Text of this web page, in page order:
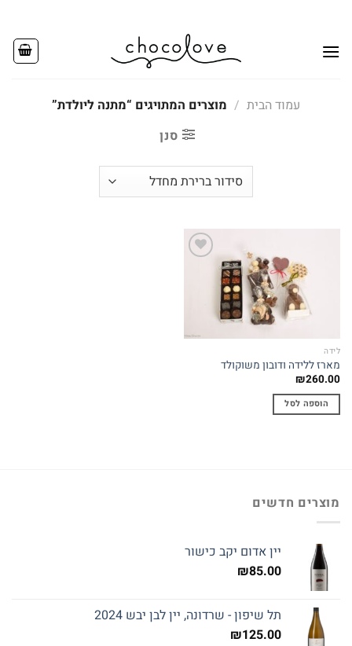
content
עמוד הבית / מוצרים המתויגים “מתנה ליולדת”
סנן
לידה
מארז ללידה ודובון משוקולד
₪260.00
הוספה לסל
מוצרים חדשים
יין אדום יקב כישור
₪85.00
תל שיפון - שרדונה, יין לבן יבש 2024
₪125.00